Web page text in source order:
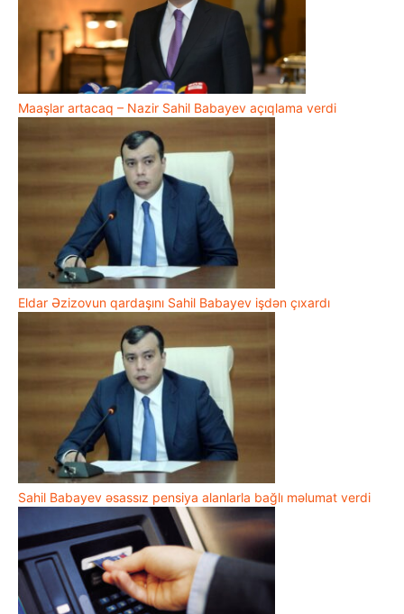
Maaşlar artacaq – Nazir Sahil Babayev açıqlama verdi
Eldar Əzizovun qardaşını Sahil Babayev işdən çıxardı
Sahil Babayev əsassız pensiya alanlarla bağlı məlumat verdi